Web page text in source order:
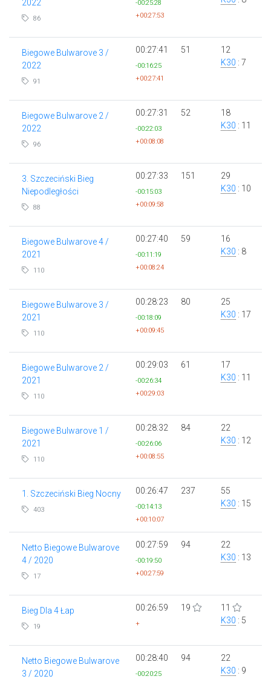
2022
86
-00:25:28
+00:27:53
Biegowe Bulwarove 3 /
2022
91
00:27:41
-00:16:25
+00:27:41
51
12
K30 : 7
Biegowe Bulwarove 2 /
2022
96
00:27:31
-00:22:03
+00:08:08
52
18
K30 : 11
3. Szczeciński Bieg
Niepodległości
88
00:27:33
-00:15:03
+00:09:58
151
29
K30 : 10
Biegowe Bulwarove 4 /
2021
110
00:27:40
-00:11:19
+00:08:24
59
16
K30 : 8
Biegowe Bulwarove 3 /
2021
110
00:28:23
-00:18:09
+00:09:45
80
25
K30 : 17
Biegowe Bulwarove 2 /
2021
110
00:29:03
-00:26:34
+00:29:03
61
17
K30 : 11
Biegowe Bulwarove 1 /
2021
110
00:28:32
-00:26:06
+00:08:55
84
22
K30 : 12
1. Szczeciński Bieg Nocny
403
00:26:47
-00:14:13
+00:10:07
237
55
K30 : 15
Netto Biegowe Bulwarove
4 / 2020
17
00:27:59
-00:19:50
+00:27:59
94
22
K30 : 13
Bieg Dla 4 Łap
19
00:26:59
+
19
11
K30 : 5
Netto Biegowe Bulwarove
3 / 2020
00:28:40
-00:20:25
94
22
K30 : 9